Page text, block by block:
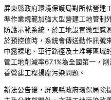
屏東縣政府環境保護局對所轄營建
準作業規範加強大型營建工地管制
防護示範系統，於工地設置微型感
於預控值時，系統會傳送動作訊號
中露裸地、車行路徑及土堆等區域
管工地削減率67.1%為全國第一，
善營建工程揚塵污染問題。
新法公告後，屏東縣政府環保局除